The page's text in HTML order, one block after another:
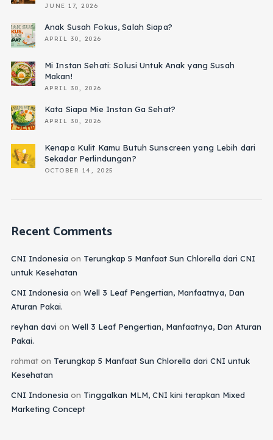
JUNE 17, 2026
Anak Susah Fokus, Salah Siapa?
APRIL 30, 2026
Mi Instan Sehati: Solusi Untuk Anak yang Susah
Makan!
APRIL 30, 2026
Kata Siapa Mie Instan Ga Sehat?
APRIL 30, 2026
Kenapa Kulit Kamu Butuh Sunscreen yang Lebih dari
Sekadar Perlindungan?
OCTOBER 14, 2025
Recent Comments
CNI Indonesia on Terungkap 5 Manfaat Sun Chlorella dari CNI
untuk Kesehatan
CNI Indonesia on Well 3 Leaf Pengertian, Manfaatnya, Dan
Aturan Pakai.
reyhan davi on Well 3 Leaf Pengertian, Manfaatnya, Dan Aturan
Pakai.
rahmaton Terungkap 5 Manfaat Sun Chlorella dari CNI untuk
Kesehatan
CNI Indonesia on Tinggalkan MLM, CNI kini terapkan Mixed
Marketing Concept